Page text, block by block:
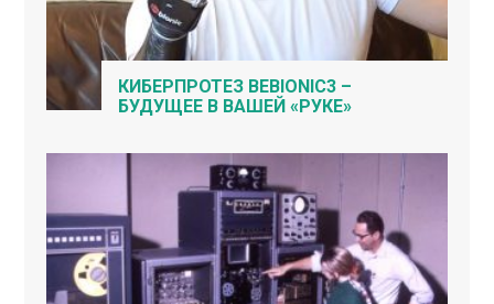
КИБЕРПРОТЕЗ BEBIONIC3 –
БУДУЩЕЕ В ВАШЕЙ «РУКЕ»